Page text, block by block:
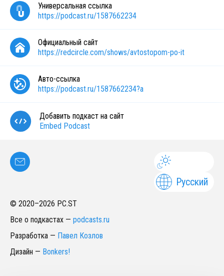
Универсальная ссылка
https://podcast.ru/1587662234
Официальный сайт
https://redcircle.com/shows/avtostopom-po-it
Авто-ссылка
https://podcast.ru/1587662234?a
Добавить подкаст на сайт
Embed Podcast
Русский
© 2020–2026 PC.ST
Все о подкастах — podcasts.ru
Разработка — Павел Козлов
Дизайн — Bonkers!